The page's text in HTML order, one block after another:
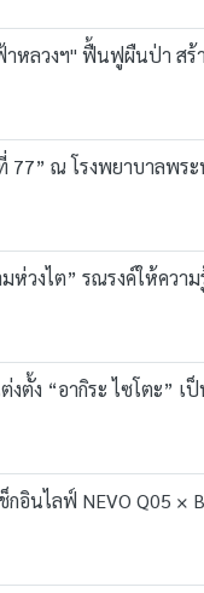
าหลวงฯ" ฟื้นฟูผืนป่า
77” ณ โรงพยาบาลพร
ห่วงไต” รณรงค์ให้คว
ง “อากิระ ไซโตะ” เ
นไลฟ์ NEVO Q05 ×